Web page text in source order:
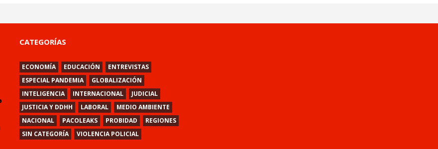
CATEGORÍAS
ECONOMÍA EDUCACIÓN
ENTREVISTAS
ESPECIAL PANDEMIA
GLOBALIZACIÓN
INTELIGENCIA
INTERNACIONAL
JUDICIAL
JUSTICIA Y DDHH
LABORAL
MEDIO AMBIENTE
NACIONAL
PACOLEAKS PROBIDAD
REGIONES
SIN CATEGORÍA
VIOLENCIA POLICIAL